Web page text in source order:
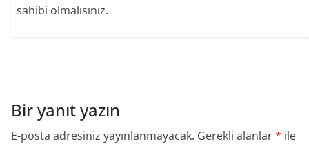
sahibi olmalısınız.
Bir yanıt yazın
E-posta adresiniz yayınlanmayacak. Gerekli alanlar* ile